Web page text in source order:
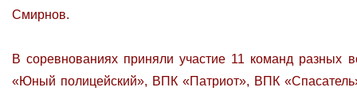
Смирнов.
В соревнованиях приняли участие 11 команд разных
«Юный полицейский», ВПК «Патриот», ВПК